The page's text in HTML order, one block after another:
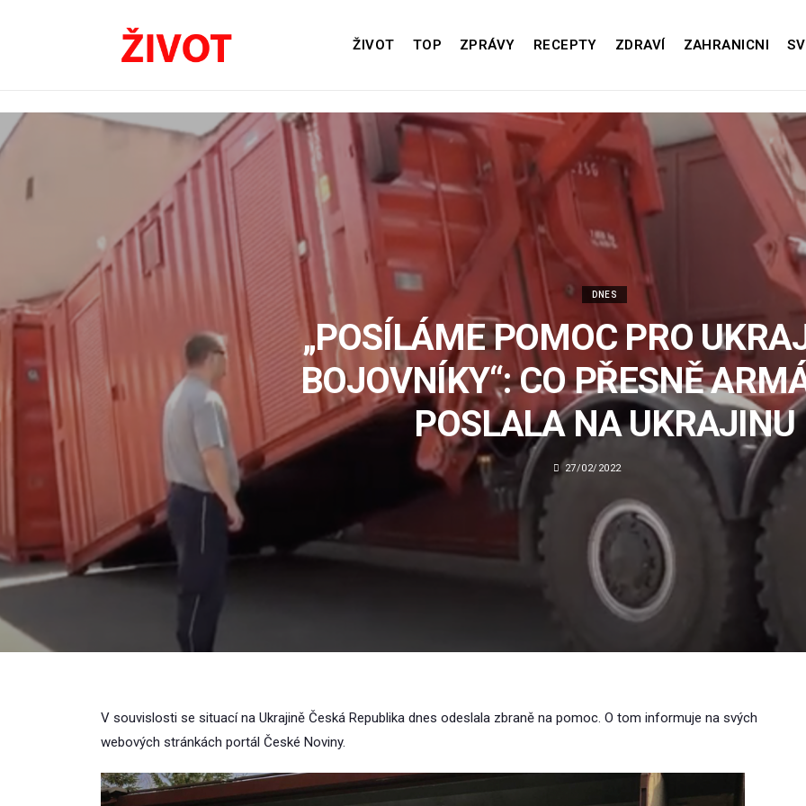
ŽIVOT TOP ZPRÁVY RECEPTY ZDRAVÍ ZAHRANICNI
DNES
„POSÍLÁME POMOC PRO
BOJOVNÍKY“: CO PŘESNĚ
POSLALA NA UKRAJINU
27/02/2022
V souvislosti se situací na Ukrajině Česká Republika dnes odeslala zbraně na pomoc. O tom informuje na svých
webových stránkách portál České Noviny.